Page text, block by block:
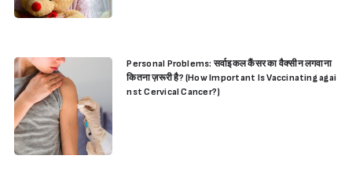
Personal Problems: सर्वाइकल कैंसर का वैक्सीन लगवाना
कितना ज़रूरी है? (How Important Is Vaccinating agai
nst Cervical Cancer?)